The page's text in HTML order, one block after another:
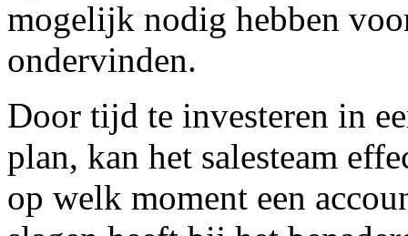
mogelijk nodig hebben
ondervinden.
Door tijd te investeren in
plan, kan het salesteam
op welk moment een